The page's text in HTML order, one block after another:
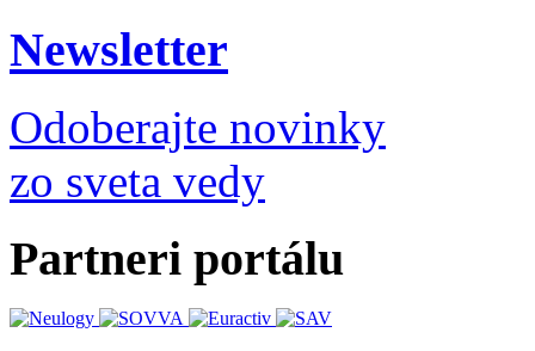
Newsletter
Odoberajte novinky
zo sveta vedy
Partneri portálu